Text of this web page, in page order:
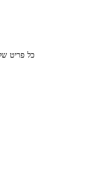
כל פריט